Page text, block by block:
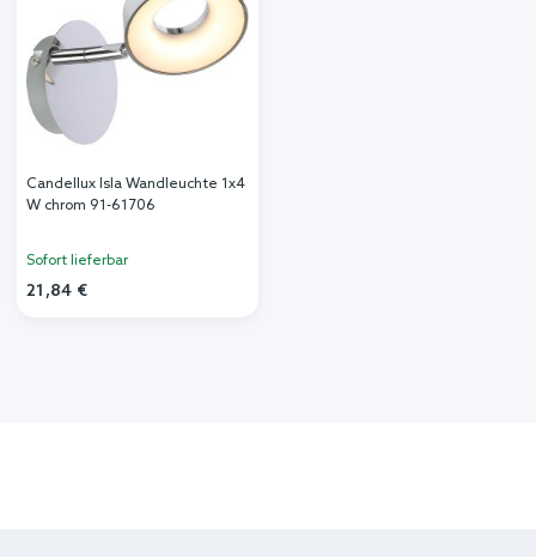
Candellux Isla Wandleuchte 1x4
W chrom 91-61706
Sofort lieferbar
21,84 €